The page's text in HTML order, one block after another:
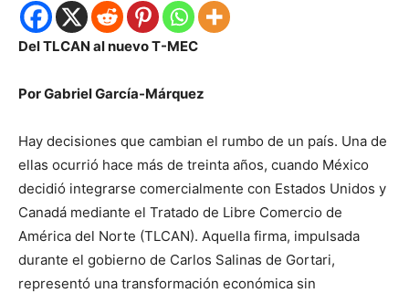
Del TLCAN al nuevo T-MEC
Por Gabriel García-Márquez
Hay decisiones que cambian el rumbo de un país. Una de
ellas ocurrió hace más de treinta años, cuando México
decidió integrarse comercialmente con Estados Unidos y
Canadá mediante el Tratado de Libre Comercio de
América del Norte (TLCAN). Aquella firma, impulsada
durante el gobierno de Carlos Salinas de Gortari,
representó una transformación económica sin